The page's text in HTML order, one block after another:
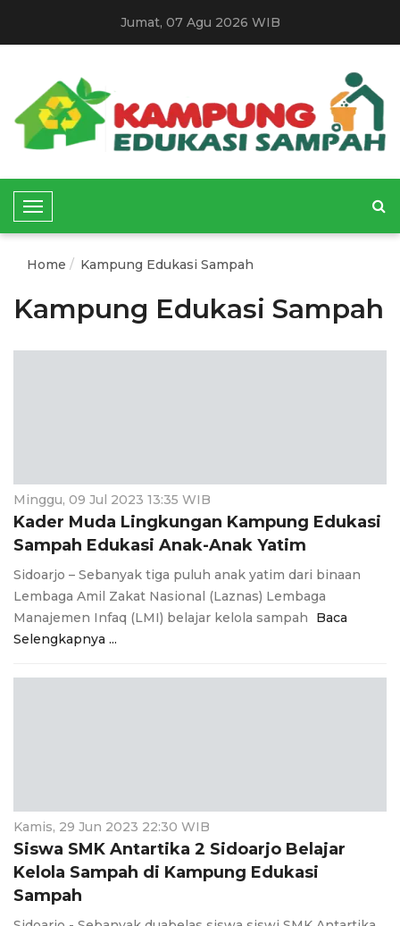
Jumat, 07 Agu 2026 WIB
T
o
g
l
e
i
o
n
Home Kampung Edukasi Sampah
Kampung Edukasi Sampah
Minggu, 09 Jul 2023 13:35 WIB
Kader Muda Lingkungan Kampung Edukasi
Sampah Edukasi Anak-Anak Yatim
Sidoarjo – Sebanyak tiga puluh anak yatim dari binaan
Lembaga Amil Zakat Nasional (Laznas) Lembaga
Manajemen Infaq (LMI) belajar kelola sampah
Baca
Selengkapnya ...
Kamis, 29 Jun 2023 22:30 WIB
Siswa SMK Antartika 2 Sidoarjo Belajar
Kelola Sampah di Kampung Edukasi
Sampah